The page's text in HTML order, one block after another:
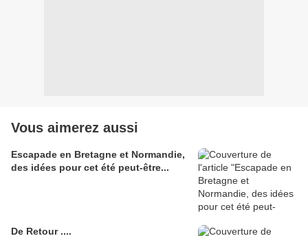
Vous aimerez aussi
Escapade en Bretagne et Normandie,
des idées pour cet été peut-être...
De Retour ....